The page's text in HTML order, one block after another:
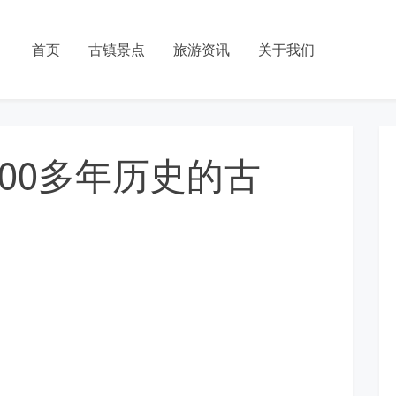
首页 古镇景点 旅游资讯 关于我们
多年历史的古